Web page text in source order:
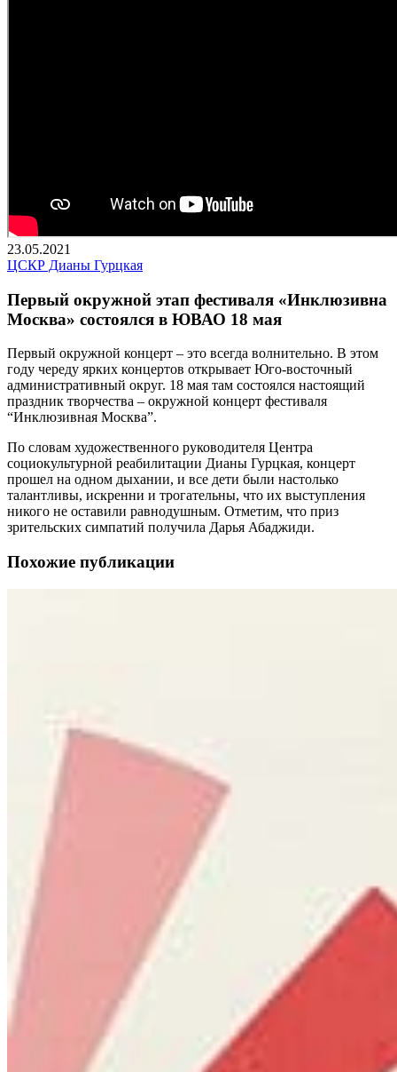
23.05.2021
ЦСКР Дианы Гурцкая
Первый окружной этап фестиваля «Инклюзивна
Москва» состоялся в ЮВАО 18 мая
Первый окружной концерт – это всегда волнительно. В этом
году череду ярких концертов открывает Юго-восточный
административный округ. 18 мая там состоялся настоящий
праздник творчества – окружной концерт фестиваля
“Инклюзивная Москва”.
По словам художественного руководителя Центра
социокультурной реабилитации Дианы Гурцкая, концерт
прошел на одном дыхании, и все дети были настолько
талантливы, искренни и трогательны, что их выступления
никого не оставили равнодушным. Отметим, что приз
зрительских симпатий получила Дарья Абаджиди.
Похожие публикации